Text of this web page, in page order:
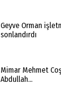
Geyve Orman
sonlandırdı
Mimar Mehmet
Abdullah...